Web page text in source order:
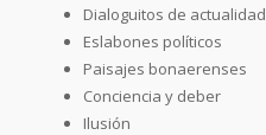
Dialoguitos de actualidad
Eslabones políticos
Paisajes bonaerenses
Conciencia y deber
Ilusión